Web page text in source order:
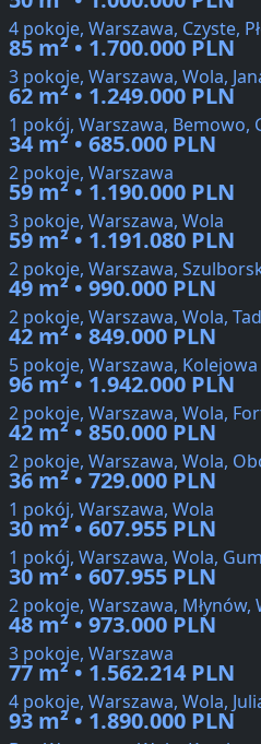
4 pokoje, Warszawa, Czyste,
85 m² • 1.700.000 PLN
3 pokoje, Warszawa, Wola,
62 m² • 1.249.000 PLN
1 pokój, Warszawa, Bemowo,
34 m² • 685.000 PLN
2 pokoje, Warszawa
59 m² • 1.190.000 PLN
3 pokoje, Warszawa, Wola
59 m² • 1.191.080 PLN
2 pokoje, Warszawa,
49 m² • 990.000 PLN
2 pokoje, Warszawa, Wola,
42 m² • 849.000 PLN
5 pokoje, Warszawa, Kolejowa
96 m² • 1.942.000 PLN
2 pokoje, Warszawa, Wola,
42 m² • 850.000 PLN
2 pokoje, Warszawa, Wola,
36 m² • 729.000 PLN
1 pokój, Warszawa, Wola
30 m² • 607.955 PLN
1 pokój, Warszawa, Wola,
30 m² • 607.955 PLN
2 pokoje, Warszawa, Młynów,
48 m² • 973.000 PLN
3 pokoje, Warszawa
77 m² • 1.562.214 PLN
4 pokoje, Warszawa, Wola,
93 m² • 1.890.000 PLN